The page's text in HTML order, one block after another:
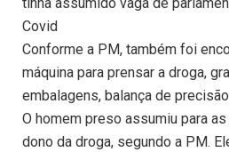
Covid
Conforme a PM, também foi
máquina para prensar a droga,
embalagens, balança de
O homem preso assumiu para
dono da droga, segundo a PM.